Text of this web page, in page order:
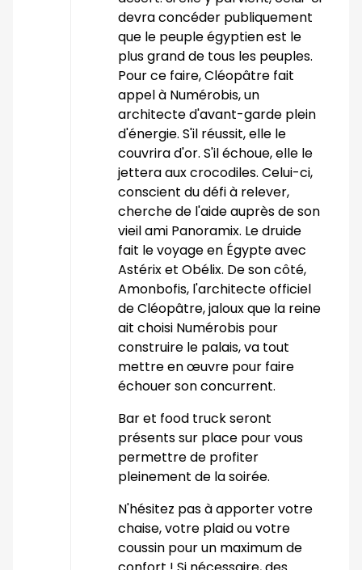
devra concéder publiquement
que le peuple égyptien est le
plus grand de tous les peuples.
Pour ce faire, Cléopâtre fait
appel à Numérobis, un
architecte d'avant-garde plein
d'énergie. S'il réussit, elle le
couvrira d'or. S'il échoue, elle le
jettera aux crocodiles. Celui-ci,
conscient du défi à relever,
cherche de l'aide auprès de son
vieil ami Panoramix. Le druide
fait le voyage en Égypte avec
Astérix et Obélix. De son côté,
Amonbofis, l'architecte officiel
de Cléopâtre, jaloux que la reine
ait choisi Numérobis pour
construire le palais, va tout
mettre en œuvre pour faire
échouer son concurrent.
Bar et food truck seront
présents sur place pour vous
permettre de profiter
pleinement de la soirée.
N'hésitez pas à apporter votre
chaise, votre plaid ou votre
coussin pour un maximum de